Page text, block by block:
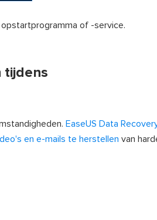
of -service.
tijdens
EaseUS Data
en e-mails te herstellen van